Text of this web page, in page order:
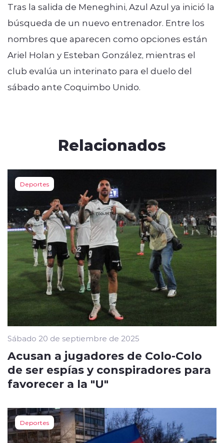
Tras la salida de Meneghini, Azul Azul ya inició la
búsqueda de un nuevo entrenador. Entre los
nombres que aparecen como opciones están
Ariel Holan y Esteban González, mientras el
club evalúa un interinato para el duelo del
sábado ante Coquimbo Unido.
Relacionados
Deportes
Sábado 20 de septiembre de 2025
Acusan a jugadores de Colo-Colo
de ser espías y conspiradores para
favorecer a la "U"
Deportes